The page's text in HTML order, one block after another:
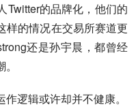
Twitter的品牌化，他们的
样的情况在交易所赛道更
还是孙宇晨，都曾经
逻辑或许却并不健康。